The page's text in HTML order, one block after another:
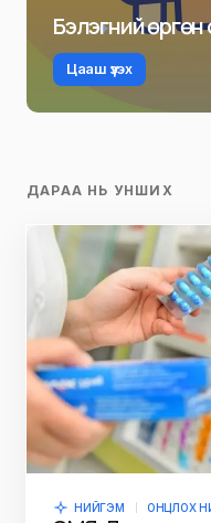
Бэлэгний өргөн
Цааш үзэх
ДАРАА НЬ УНШИХ
НИЙГЭМ ОНЦЛОХ